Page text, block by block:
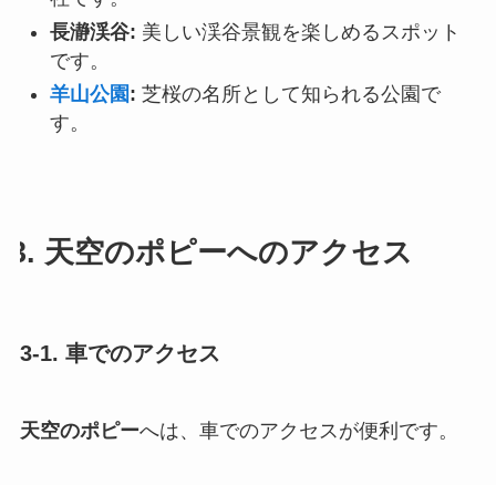
長瀞渓谷: 美しい渓谷景観を楽しめるスポット
です。
羊山公園: 芝桜の名所として知られる公園で
す。
3. 天空のポピーへのアクセス
3-1. 車でのアクセス
天空のポピーへは、車でのアクセスが便利です。